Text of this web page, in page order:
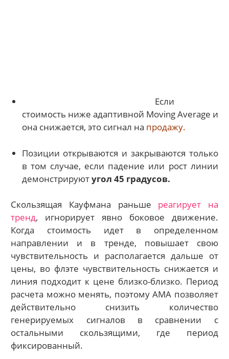
Если
стоимость ниже адаптивной Мoving Average и
она снижается, это сигнал на продажу.
Позиции открываются и закрываются только
в том случае, если падение или рост линии
демонстрируютугол 45 градусов.
Скользящая Кауфмана раньше реагирует на
тренд, игнорирует явно боковое движение.
Когда стоимость идет в определенном
направлении и в тренде, повышает свою
чувствительность и располагается дальше от
цены, во флэте чувствительность снижается и
линия подходит к цене близко-близко. Период
расчета можно менять, поэтому АМА позволяет
действительно снизить количество
генерируемых сигналов в сравнении с
остальными скользящими, где период
фиксированный.